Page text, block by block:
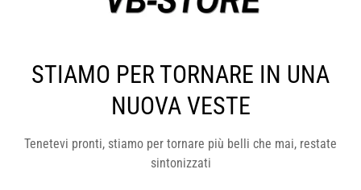
STIAMO PER TORNARE IN UNA
NUOVA VESTE
Tenetevi pronti, stiamo per tornare più belli che mai, restate
sintonizzati